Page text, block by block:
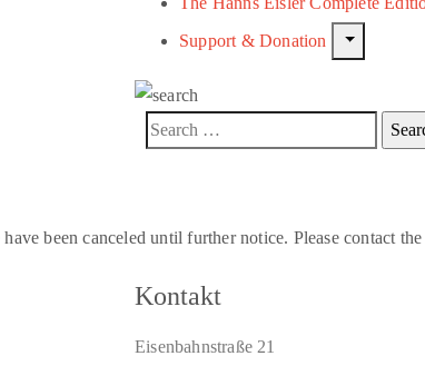
Support & Donation
been canceled until further notice. Please contact
Kontakt
Eisenbahnstraße 21